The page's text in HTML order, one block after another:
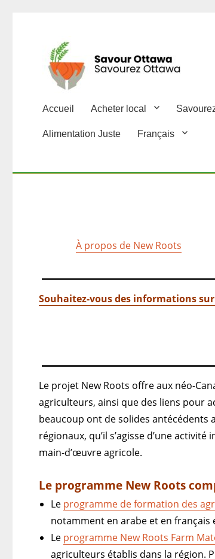
Accueil Acheter local
Alimentation Juste Français
À propos de New Roots
Souhaitez-vous des informations
Le projet New Roots offre aux néo-
agriculteurs, ainsi que des liens pour
beaucoup ont de solides antécédents
régionaux, qu’il s’agisse d’une
main-d’œuvre agricole.
Le programme New Roots
Le programme de formation des
notamment en arabe et en français
Le programme New Roots Farm
agriculteurs établis dans la région.